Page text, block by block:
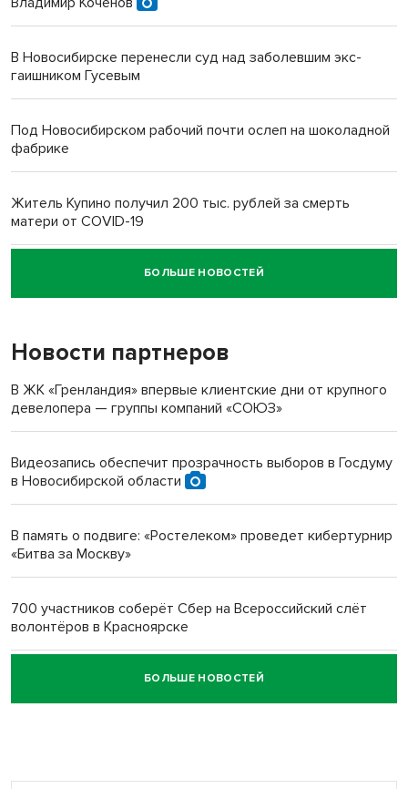
В Новосибирске перенесли суд над заболевшим экс-
гаишником Гусевым
Под Новосибирском рабочий почти ослеп на шоколадной
фабрике
Житель Купино получил 200 тыс. рублей за смерть
матери от COVID-19
Новосибирский суд наказал водителя за смерть
пенсионерки на вокзале
«Мы живём на пастбище!»: в новосибирском селе лошади
терроризируют жителей
Инвалид получил условный срок за избиение врачей
Новосибирский преподаватель с женой вошли в топ-16
Обновлённое отделение ВТБ открылось в Искитиме
БОЛЬШЕ НОВОСТЕЙ
Новости партнеров
В ЖК «Гренландия» впервые клиентские дни от крупного
девелопера — группы компаний «СОЮЗ»
Видеозапись обеспечит прозрачность выборов в Госдуму
в Новосибирской области
В память о подвиге: «Ростелеком» проведет кибертурнир
«Битва за Москву»
700 участников соберёт Сбер на Всероссийский слёт
волонтёров в Красноярске
Честный выбор: видеонаблюдение обеспечит
объективность результатов ЕДГ в Новосибирской
БОЛЬШЕ НОВОСТЕЙ